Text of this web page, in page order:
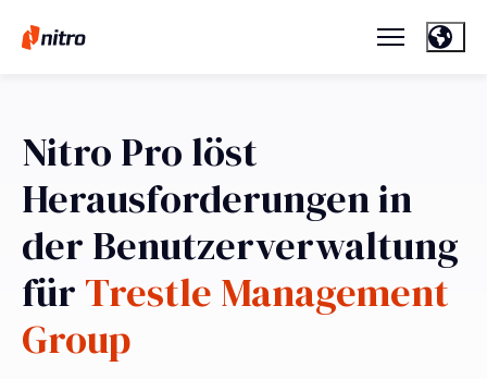
Nitro Pro löst
Herausforderungen in
der Benutzerverwaltung
für Trestle Management
Group